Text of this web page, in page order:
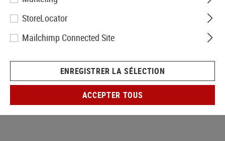
StoreLocator
Mailchimp Connected Site
ENREGISTRER LA SÉLECTION
ACCEPTER TOUS